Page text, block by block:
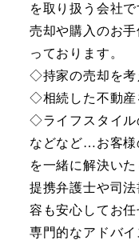
を取り扱う会社で
売却や購入のお
っております。
◇持家の売却を考
◇相続した不動産
◇ライフスタイル
などなど…お客様
を一緒に解決いた
提携弁護士や司
容も安心してお任
専門的なアドバ